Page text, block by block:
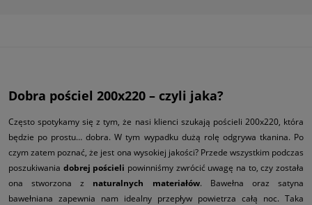
Dobra pościel 200x220 – czyli jaka?
Często spotykamy się z tym, że nasi klienci szukają pościeli 200x220, która
będzie po prostu… dobra. W tym wypadku dużą rolę odgrywa tkanina. Po
czym zatem poznać, że jest ona wysokiej jakości? Przede wszystkim podczas
poszukiwania dobrej pościeli powinniśmy zwrócić uwagę na to, czy została
ona stworzona z naturalnych materiałów. Bawełna oraz satyna
bawełniana zapewnia nam idealny przepływ powietrza całą noc. Taka